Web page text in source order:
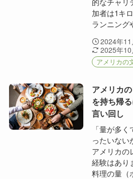
加者は1キ
ランニング
2024年
2025年
アメリカの
アメリカ
を持ち帰
言い回し
「量が多
ったいない
アメリカの
経験はあり
料理の量（